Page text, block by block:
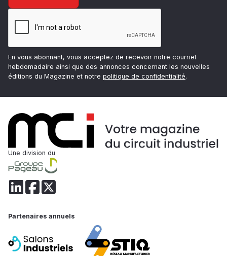
En vous abonnant, vous acceptez de recevoir notre courriel
hebdomadaire ainsi que des annonces concernant les nouvelles
éditions du Magazine et notre politique de confidentialité.
Une division du
Partenaires annuels